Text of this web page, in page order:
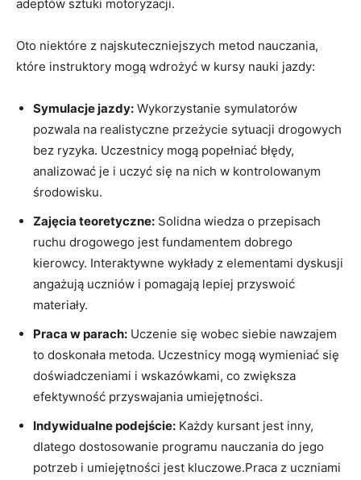
adeptów ⁣sztuki motoryzacji.
Oto ‌niektóre ‍z najskuteczniejszych ‍metod nauczania,
które instruktory mogą wdrożyć w ‍kursy nauki ⁤jazdy:
Symulacje⁤ jazdy: Wykorzystanie symulatorów
pozwala⁣ na realistyczne ‍przeżycie sytuacji drogowych
bez ryzyka. ⁣Uczestnicy ⁢mogą‍ popełniać błędy,
‌analizować‍ je i uczyć się ​na‌ nich w kontrolowanym
środowisku.
Zajęcia teoretyczne: Solidna wiedza o przepisach
⁤ruchu drogowego jest ⁢fundamentem ‍dobrego
kierowcy. Interaktywne​ wykłady z‍ elementami dyskusji
angażują uczniów‍ i pomagają lepiej przyswoić
materiały.
Praca w parach: Uczenie się wobec siebie ‌nawzajem⁤
to doskonała metoda. Uczestnicy mogą⁤ wymieniać się
‍doświadczeniami i wskazówkami, co zwiększa
efektywność przyswajania ‌umiejętności.
Indywidualne⁢ podejście: Każdy kursant jest inny,
⁢dlatego dostosowanie programu nauczania do jego​
potrzeb i umiejętności jest kluczowe.Praca z‍ uczniami